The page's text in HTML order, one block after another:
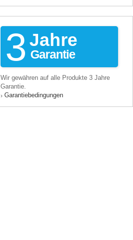
3 Jahre
Garantie
Wir gewähren auf alle Produkte 3 Jahre
Garantie.
› Garantiebedingungen